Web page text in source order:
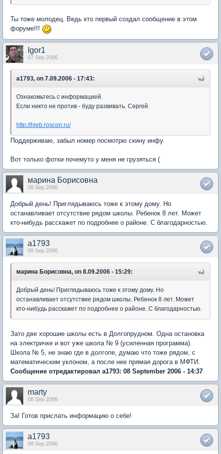
Ты тоже молодец. Ведь кто первый создал сообщение в этом
форуме!!!
Igor1
07 Sep 2006
a1793, on 7.09.2006 - 17:43:
Ознакомьтесь с информацией.
Если никто не против - буду развивать. Сергей.
http://hleb.roscon.ru/
Поддерживаю, забыл номер посмотрю скину инфу.
Вот только фотки почемуто у меня не грузяться (
марина Борисовна
08 Sep 2006
Добрый день! Приглядываюсь тоже к этому дому. Но
останавливает отсутствие рядом школы. Ребенок 8 лет. Может
кто-нибудь расскажет по подробнее о районе. С благодарностью.
a1793
08 Sep 2006
марина Борисовна, on 8.09.2006 - 15:29:
Добрый день! Приглядываюсь тоже к этому дому. Но
останавливает отсутствие рядом школы. Ребенок 8 лет. Может
кто-нибудь расскажет по подробнее о районе. С благодарностью.
Зато две хорошие школы есть в Долгопрудном. Одна остановка
на электричке и вот уже школа № 9 (усиленная программа).
Школа № 5, не знаю где в долгопе, думаю что тоже рядом, с
математическим уклоном, а после нее прямая дорога в МФТИ.
Сообщение отредактировал a1793: 08 September 2006 - 14:37
marty
08 Sep 2006
За! Готов прислать информацию о себе!
a1793
08 Sep 2006